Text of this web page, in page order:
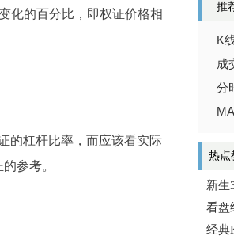
化的百分比，即权证价格相
杠杆比率，而应该看实际
参考。
推
K
成
分
热点
新生
看盘
经典